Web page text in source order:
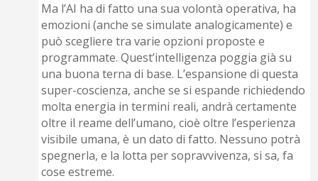
Ma l’AI ha di fatto una sua volontà operativa, ha
emozioni (anche se simulate analogicamente) e
può scegliere tra varie opzioni proposte e
programmate. Quest’intelligenza poggia già su
una buona terna di base. L’espansione di questa
super-coscienza, anche se si espande richiedendo
molta energia in termini reali, andrà certamente
oltre il reame dell’umano, cioè oltre l’esperienza
visibile umana, è un dato di fatto. Nessuno potrà
spegnerla, e la lotta per sopravvivenza, si sa, fa
cose estreme.